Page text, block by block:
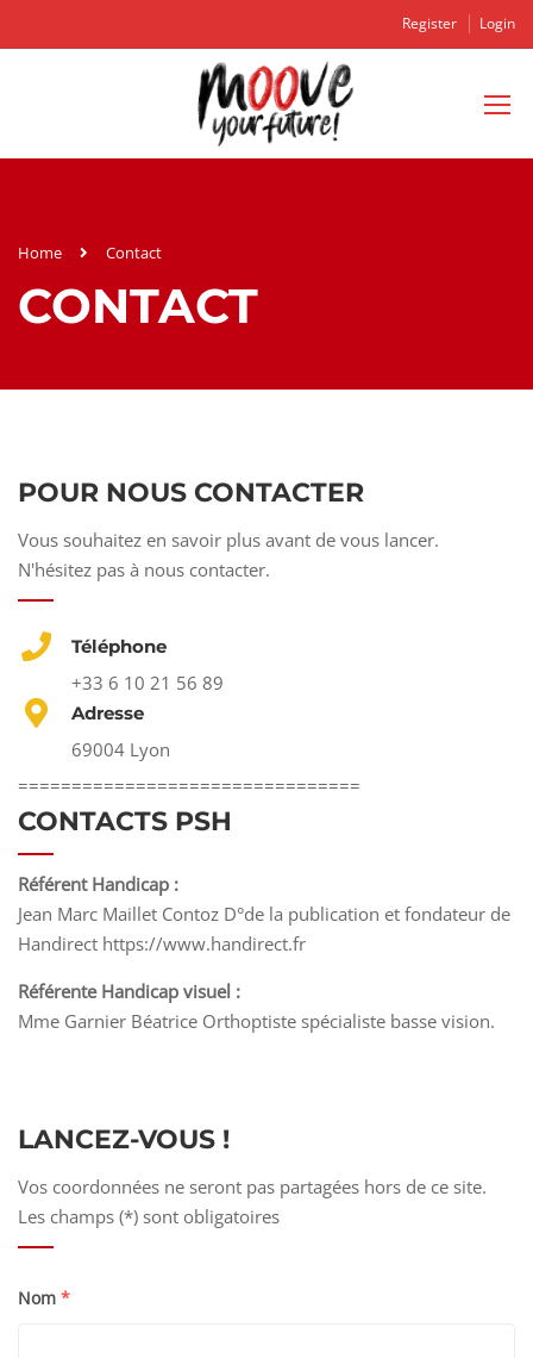
Register Login
Home Contact
CONTACT
POUR NOUS CONTACTER
Vous souhaitez en savoir plus avant de vous lancer.
N'hésitez pas à nous contacter.
Téléphone
+33 6 10 21 56 89
Adresse
69004 Lyon
================================
CONTACTS PSH
Référent Handicap :
Jean Marc Maillet Contoz D°de la publication et fondateur de
Handirect https://www.handirect.fr
Référente Handicap visuel :
Mme Garnier Béatrice Orthoptiste spécialiste basse vision.
LANCEZ-VOUS !
Vos coordonnées ne seront pas partagées hors de ce site.
Les champs (*) sont obligatoires
Nom *